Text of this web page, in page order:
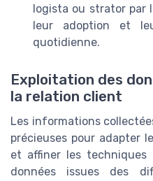
logista ou strator par
leur adoption et
quotidienne.
Exploitation des
la relation client
Les informations
précieuses pour adapter
et affiner les techniques
données issues des